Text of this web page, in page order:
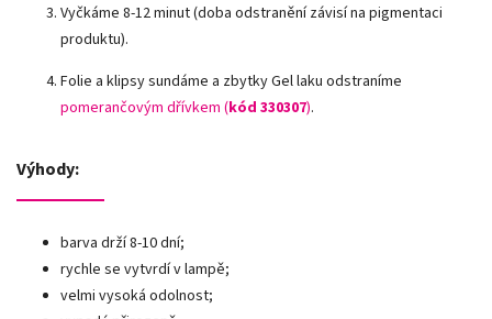
Vyčkáme 8-12 minut (doba odstranění závisí na pigmentaci
produktu).
Folie a klipsy sundáme a zbytky Gel laku odstraníme
pomerančovým dřívkem (kód 330307).
Výhody:
barva drží 8-10 dní;
rychle se vytvrdí v lampě;
velmi vysoká odolnost;